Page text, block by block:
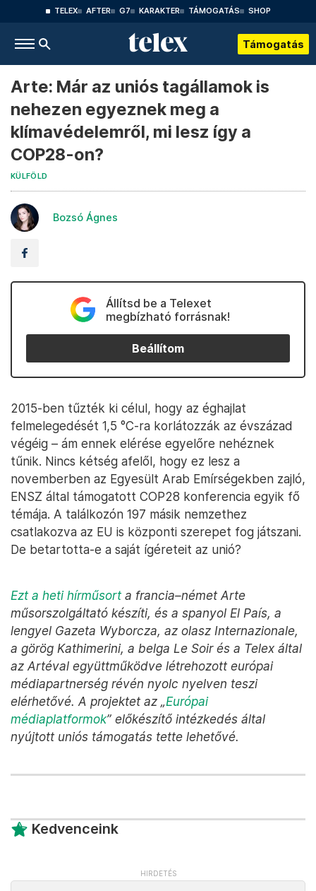
TELEX AFTER G7 KARAKTER TÁMOGATÁS SHOP
Támogatás
Arte: Már az uniós tagállamok is
nehezen egyeznek meg a
klímavédelemről, mi lesz így a
COP28-on?
KÜLFÖLD
Bozsó Ágnes
Állítsd be a Telexet
megbízható forrásnak!
Beállítom
2015-ben tűzték ki célul, hogy az éghajlat
felmelegedését 1,5 °C-ra korlátozzák az évszázad
végéig – ám ennek elérése egyelőre nehéznek
tűnik. Nincs kétség afelől, hogy ez lesz a
novemberben az Egyesült Arab Emírségekben zajló,
ENSZ által támogatott COP28 konferencia egyik fő
témája. A találkozón 197 másik nemzethez
csatlakozva az EU is központi szerepet fog játszani.
De betartotta-e a saját ígéreteit az unió?
Ezt a heti hírműsort a francia–német Arte
műsorszolgáltató készíti, és a spanyol El País, a
lengyel Gazeta Wyborcza, az olasz Internazionale,
a görög Kathimerini, a belga Le Soir és a Telex által
az Artéval együttműködve létrehozott európai
médiapartnerség révén nyolc nyelven teszi
elérhetővé. A projektet az „Európai
médiaplatformok” előkészítő intézkedés által
nyújtott uniós támogatás tette lehetővé.
Kedvenceink